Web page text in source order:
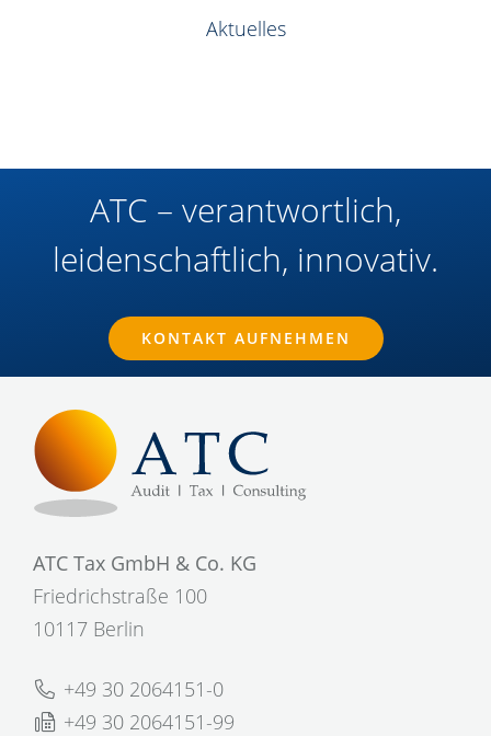
Aktuelles
ATC – verantwortlich,
leidenschaftlich, innovativ.
KONTAKT AUFNEHMEN
ATC Tax GmbH & Co. KG
Friedrichstraße 100
10117 Berlin
+49 30 2064151-0
+49 30 2064151-99